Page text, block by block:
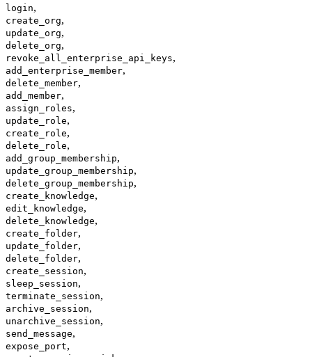
login,
create_org,
update_org,
delete_org,
revoke_all_enterprise_api_keys,
add_enterprise_member,
delete_member,
add_member,
assign_roles,
update_role,
create_role,
delete_role,
add_group_membership,
update_group_membership,
delete_group_membership,
create_knowledge,
edit_knowledge,
delete_knowledge,
create_folder,
update_folder,
delete_folder,
create_session,
sleep_session,
terminate_session,
archive_session,
unarchive_session,
send_message,
expose_port,